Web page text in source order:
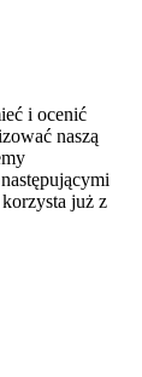
i ocenić
naszą
już z